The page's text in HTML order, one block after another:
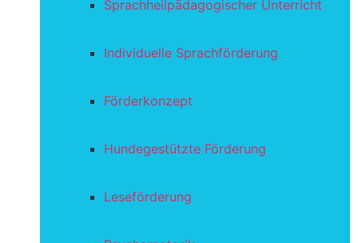
Sprachheilpädagogischer Unterricht
Individuelle Sprachförderung
Förderkonzept
Hundegestützte Förderung
Leseförderung